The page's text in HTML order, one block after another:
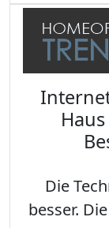
Die
besser.